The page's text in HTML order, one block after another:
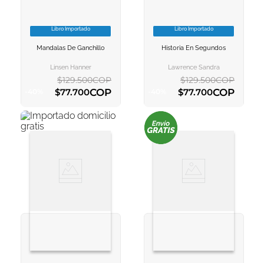
VER INFORMACION
Libro Importado
Mandalas De Ganchillo
Linsen Hanner
$129.500COP
$77.700COP
AGREGAR AL CARRITO
VER INFORMACION
Libro Importado
Historia En Segundos
Lawrence Sandra
$129.500COP
$77.700COP
AGREGAR AL CARRITO